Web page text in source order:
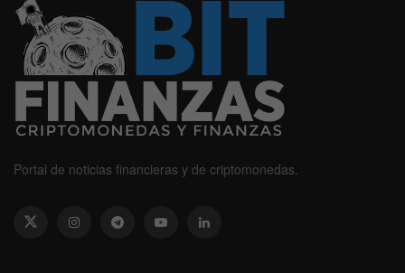
Portal de noticias financieras y de criptomonedas.